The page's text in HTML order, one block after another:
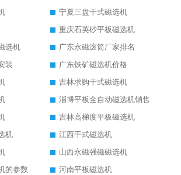
宁夏三盘干式磁选机
重庆石英砂平板磁选机
选机
广东永磁滚筒厂家排名
装
广东铁矿磁选机价格
吉林求购干式磁选机
淄博平板全自动磁选机销售
吉林高梯度平板磁选机
机
江西干式磁选机
山西永磁强磁磁选机
的参数
河南平板磁选机